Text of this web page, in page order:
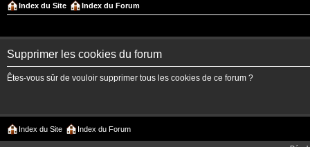
Index du Site Index du Forum
Supprimer les cookies du forum
Êtes-vous sûr de vouloir supprimer tous les cookies de ce forum ?
Index du Site Index du Forum